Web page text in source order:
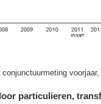
conjunctuurmeting
particulieren,